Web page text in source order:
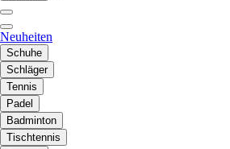
Neuheiten
Schuhe
Schläger
Tennis
Padel
Badminton
Tischtennis